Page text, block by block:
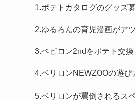
1.ポテトカタログのグッズ
2.ゆるろんの育児漫画がア
3.ベビロン2ndをポテト交換
4.ベリロンNEWZOOの遊び
5.ベリロンが罵倒されるス